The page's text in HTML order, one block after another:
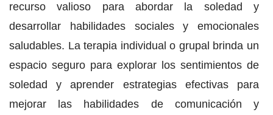
recurso valioso para abordar la soledad y
desarrollar habilidades sociales y emocionales
saludables. La terapia individual o grupal brinda un
espacio seguro para explorar los sentimientos de
soledad y aprender estrategias efectivas para
mejorar las habilidades de comunicación y